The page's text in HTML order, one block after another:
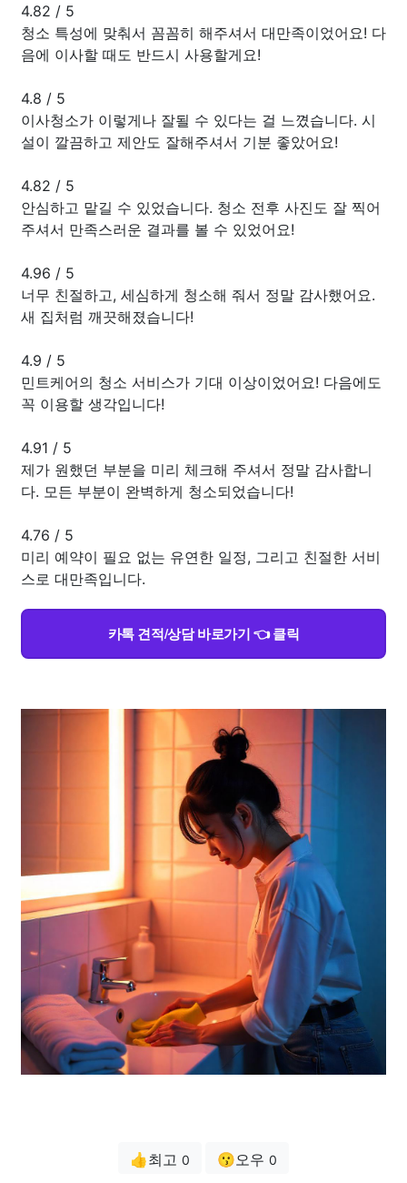
4.82 / 5
청소 특성에 맞춰서 꼼꼼히 해주셔서 대만족이었어요! 다
음에 이사할 때도 반드시 사용할게요!
4.8 / 5
이사청소가 이렇게나 잘될 수 있다는 걸 느꼈습니다. 시
설이 깔끔하고 제안도 잘해주셔서 기분 좋았어요!
4.82 / 5
안심하고 맡길 수 있었습니다. 청소 전후 사진도 잘 찍어
주셔서 만족스러운 결과를 볼 수 있었어요!
4.96 / 5
너무 친절하고, 세심하게 청소해 줘서 정말 감사했어요.
새 집처럼 깨끗해졌습니다!
4.9 / 5
민트케어의 청소 서비스가 기대 이상이었어요! 다음에도
꼭 이용할 생각입니다!
4.91 / 5
제가 원했던 부분을 미리 체크해 주셔서 정말 감사합니
다. 모든 부분이 완벽하게 청소되었습니다!
4.76 / 5
미리 예약이 필요 없는 유연한 일정, 그리고 친절한 서비
스로 대만족입니다.
카톡 견적/상담 바로가기 👈 클릭
👍최고 0 😗오우 0